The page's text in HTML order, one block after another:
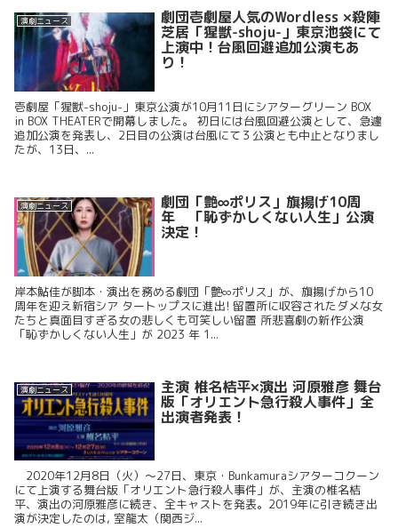
演劇ニュース 劇団壱劇屋人気のWordless ×殺陣
芝居「猩獣-shoju-」東京池袋にて
上演中！台風回避追加公演もあ
り！
壱劇屋「猩獣-shoju-」東京公演が10月11日にシアターグリーン BOX
in BOX THEATERで開幕しました。 初日には台風回避公演として、急遽
追加公演を発表し、2日目の公演は台風にて３公演とも中止となりまし
たが、13日、...
演劇ニュース 劇団「艶∞ポリス」旗揚げ10周
年 「恥ずかしくない人生」公演
決定！
岸本鮎佳が脚本・演出を務める劇団「艶∞ポリス」が、旗揚げから10
周年を迎え新宿シア タートップスに進出! 留置所に収容されたダメな女
たちと真面目すぎる女の悲しくも可笑しい留置 所悲喜劇の新作公演
「恥ずかしくない人生」が 2023 年 1...
演劇ニュース 主演 椎名桔平×演出 河原雅彦 舞台
版「オリエント急行殺人事件」全
出演者発表！
2020年12月8日（火）～27日、東京・Bunkamuraシアターコクーン
にて上演する舞台版「オリエント急行殺人事件」が、主演の椎名桔
平、演出の河原雅彦に続き、全キャストを発表。2019年に引き続き出
演が決定したのは, 室龍太（関西ジ...